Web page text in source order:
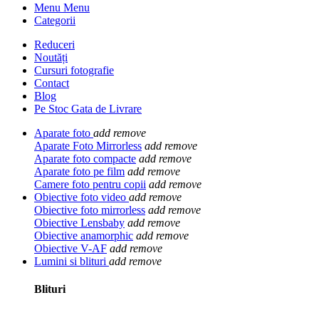
Menu Menu
Categorii
Reduceri
Noutăți
Cursuri fotografie
Contact
Blog
Pe Stoc Gata de Livrare
Aparate foto add remove
Aparate Foto Mirrorless add remove
Aparate foto compacte add remove
Aparate foto pe film add remove
Camere foto pentru copii add remove
Obiective foto video add remove
Obiective foto mirrorless add remove
Obiective Lensbaby add remove
Obiective anamorphic add remove
Obiective V-AF add remove
Lumini si blituri add remove
Blituri